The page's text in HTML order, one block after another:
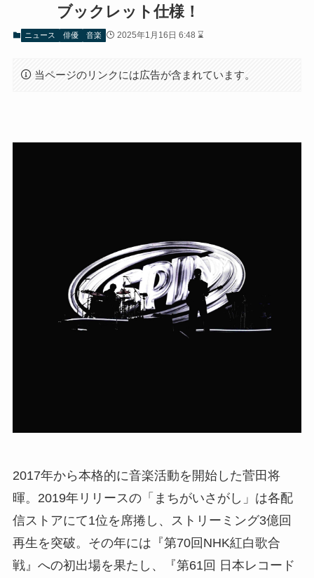
ブックレット仕様！
ニュース 俳優 音楽 2025年1月16日 6:48 ⌛
当ページのリンクには広告が含まれています。
2017年から本格的に音楽活動を開始した菅田将
暉。2019年リリースの「まちがいさがし」は各配
信ストアにて1位を席捲し、ストリーミング3億回
再生を突破。その年には『第70回NHK紅白歌合
戦』への初出場を果たし、『第61回 日本レコード